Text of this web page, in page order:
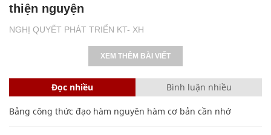
NGHỊ QUYẾT PHÁT TRIỂN KT- XH
thiện nguyện
XEM THÊM BÀI VIẾT
Đọc nhiều Bình luận nhiều
Bảng công thức đạo hàm nguyên hàm cơ bản cần nhớ